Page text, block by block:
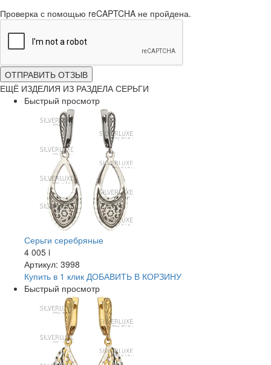
Проверка с помощью reCAPTCHA не пройдена.
ОТПРАВИТЬ ОТЗЫВ
ЕЩЁ ИЗДЕЛИЯ ИЗ РАЗДЕЛА СЕРЬГИ
Быстрый просмотр
Серьги серебряные
4 005 i
Артикул: 3998
Купить в 1 клик ДОБАВИТЬ В КОРЗИНУ
Быстрый просмотр